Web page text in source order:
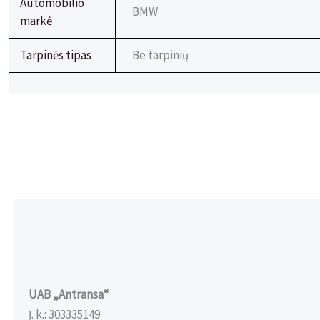
markė
BMW
Tarpinės tipas Be tarpinių
UAB „Antransa“
Į. k.: 303335149